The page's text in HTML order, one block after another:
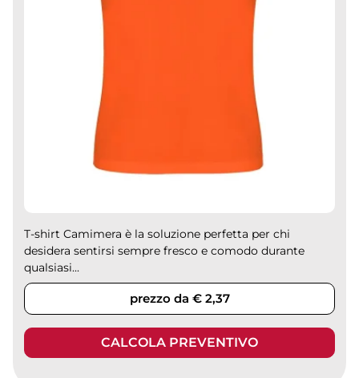
T-shirt Camimera è la soluzione perfetta per chi
desidera sentirsi sempre fresco e comodo durante
qualsiasi...
prezzo da € 2,37
CALCOLA PREVENTIVO